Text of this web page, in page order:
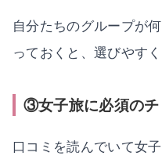
自分たちのグループが
っておくと、選びやすく
③女子旅に必須のチ
口コミを読んでいて女